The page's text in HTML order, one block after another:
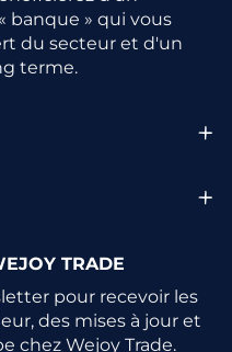
banque » qui vous
du secteur et d'un
terme.
TRADE
pour recevoir les
des mises à jour et
chez Wejoy Trade.